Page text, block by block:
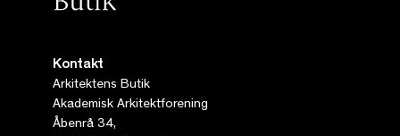
Kontakt
Arkitektens Butik
Akademisk Arkitektforening
Åbenrå 34,